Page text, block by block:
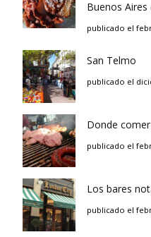
Buenos Aires
publicado el
San Telmo
publicado el
Donde
publicado el
Los bares
publicado el